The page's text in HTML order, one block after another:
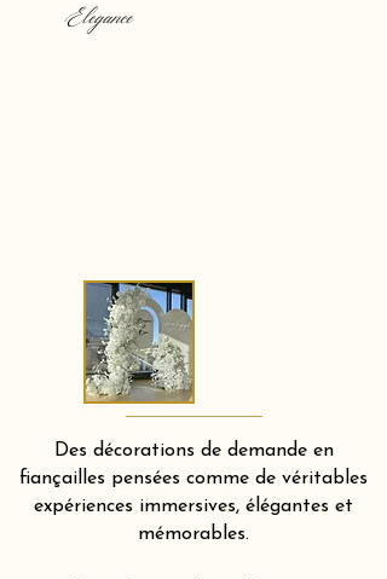
Elegance
Des décorations de demande en
fiançailles pensées comme de véritables
expériences immersives, élégantes et
mémorables.